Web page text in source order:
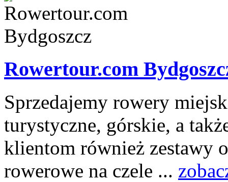
Rowertour.com
Sprzedajemy rowery
turystyczne, górskie, a
klientom również zestawy
rowerowe na czele ...